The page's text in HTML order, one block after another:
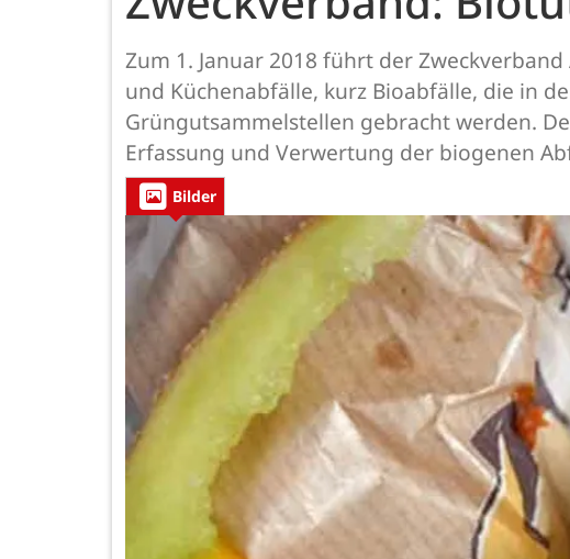
Zum 1. Januar 2018 führt der
und Küchenabfälle, kurz Bioabfälle, die in
Grüngutsammelstellen gebracht werden.
Erfassung und Verwertung der biogenen
Bilder